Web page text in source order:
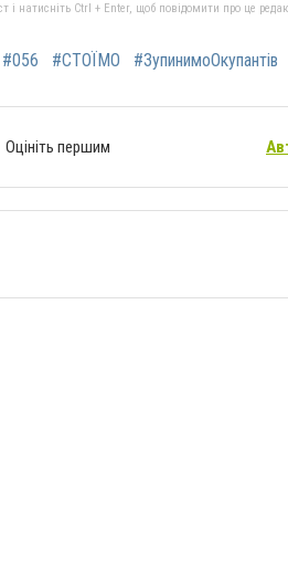
і натисніть Ctrl + Enter, щоб повідомити про це
#056 #СТОЇМО #ЗупинимоОкупантів
Оцініть першим